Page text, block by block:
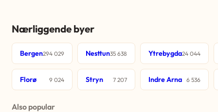
Nærliggende byer
Bergen294 029 Nesttun35 638 Ytrebygda24 044
Florø 9 024 Stryn 7 207 Indre Arna 6 536
Also popular